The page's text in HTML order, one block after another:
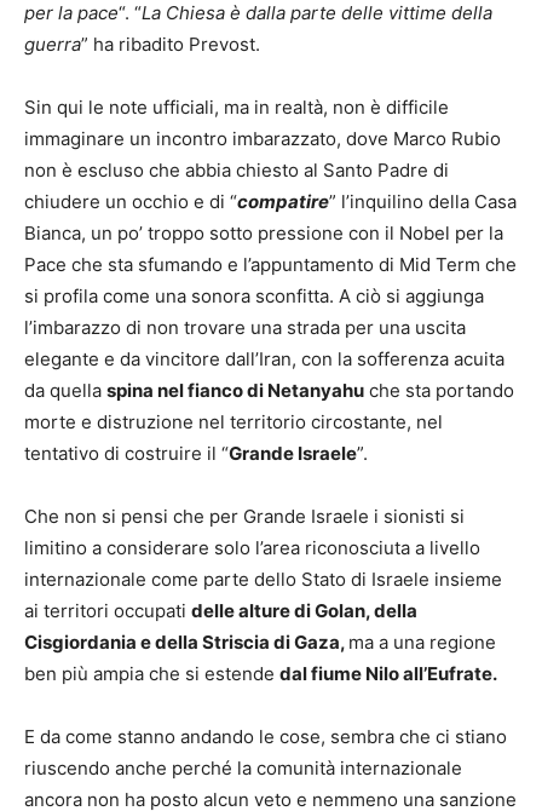
per la pace“. “La Chiesa è dalla parte delle vittime della
guerra” ha ribadito Prevost.
Sin qui le note ufficiali, ma in realtà, non è difficile
immaginare un incontro imbarazzato, dove Marco Rubio
non è escluso che abbia chiesto al Santo Padre di
chiudere un occhio e di “compatire” l’inquilino della Casa
Bianca, un po’ troppo sotto pressione con il Nobel per la
Pace che sta sfumando e l’appuntamento di Mid Term che
si profila come una sonora sconfitta. A ciò si aggiunga
l’imbarazzo di non trovare una strada per una uscita
elegante e da vincitore dall’Iran, con la sofferenza acuita
da quella spina nel fianco di Netanyahu che sta portando
morte e distruzione nel territorio circostante, nel
tentativo di costruire il “Grande Israele”.
Che non si pensi che per Grande Israele i sionisti si
limitino a considerare solo l’area riconosciuta a livello
internazionale come parte dello Stato di Israele insieme
ai territori occupati delle alture di Golan, della
Cisgiordania e della Striscia di Gaza, ma a una regione
ben più ampia che si estende dal fiume Nilo all’Eufrate.
E da come stanno andando le cose, sembra che ci stiano
riuscendo anche perché la comunità internazionale
ancora non ha posto alcun veto e nemmeno una sanzione